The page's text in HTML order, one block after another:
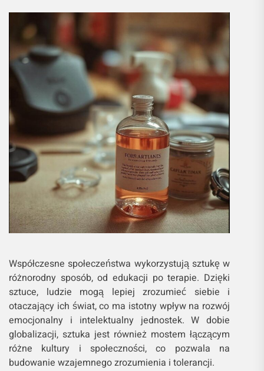
Współczesne społeczeństwa wykorzystują sztukę w
różnorodny sposób, od edukacji po terapie. Dzięki
sztuce, ludzie mogą lepiej zrozumieć siebie i
otaczający ich świat, co ma istotny wpływ na rozwój
emocjonalny i intelektualny jednostek. W dobie
globalizacji, sztuka jest również mostem łączącym
różne kultury i społeczności, co pozwala na
budowanie wzajemnego zrozumienia i tolerancji.